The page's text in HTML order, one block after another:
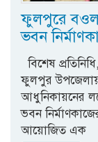
ফুলপুরে
ভবন
​বিশেষ
ফুলপুর উপজেলায়
আধুনিকায়নের
ভবন
আয়োজিত এক